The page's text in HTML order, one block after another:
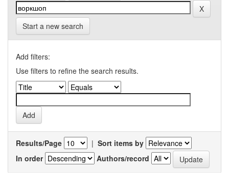
Start a new search
Add filters:
Use filters to refine the search results.
Results/Page | Sort items by
In order
Authors/record